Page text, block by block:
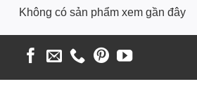
Không có sản phẩm xem gần đây